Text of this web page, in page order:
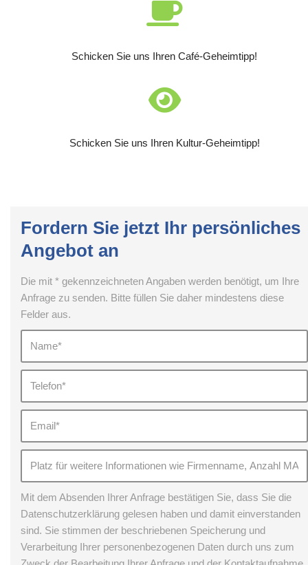
Schicken Sie uns Ihren Café-Geheimtipp!
Schicken Sie uns Ihren Kultur-Geheimtipp!
Fordern Sie jetzt Ihr persönliches
Angebot an
Die mit * gekennzeichneten Angaben werden benötigt, um Ihre
Anfrage zu senden. Bitte füllen Sie daher mindestens diese
Felder aus.
Mit dem Absenden Ihrer Anfrage bestätigen Sie, dass Sie die
Datenschutzerklärung gelesen haben und damit einverstanden
sind. Sie stimmen der beschriebenen Speicherung und
Verarbeitung Ihrer personenbezogenen Daten durch uns zum